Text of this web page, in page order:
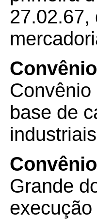
27.02.67,
Convênio
base de
Convênio
Grande